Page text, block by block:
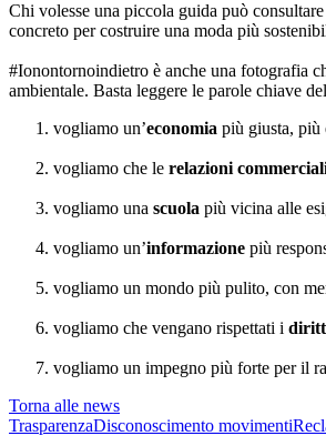
Chi volesse una piccola guida può
concreto per costruire una moda più
#Ionontornoindietro è anche una fotografia
ambientale. Basta leggere le parole chiave del
vogliamo un’economia più giusta, più
vogliamo che le relazioni
vogliamo una scuola più vicina alle
vogliamo un’informazione più
vogliamo un mondo più pulito, con
vogliamo che vengano rispettati i
vogliamo un impegno più forte per il
Torna alle news
TrasparenzaDisconoscimento movimenti